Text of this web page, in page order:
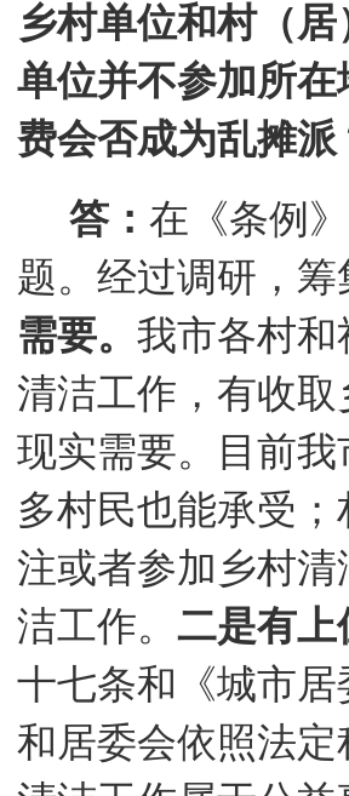
乡村单位和村（
单位并不参加所
费会否成为乱摊派
答： 在《条例
题。经过调研，
需要。 我市各村
清洁工作，有收
现实需要。目前
多村民也能承受
注或者参加乡村
洁工作。 二是有上
十七条和《城市
和居委会依照法